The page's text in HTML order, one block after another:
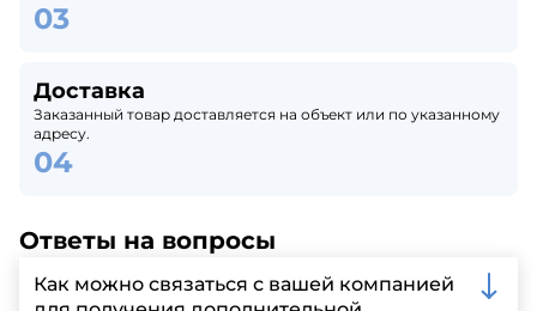
Доставка
Заказанный товар доставляется на объект или по указанному
адресу.
Ответы на вопросы
Как можно связаться с вашей компанией